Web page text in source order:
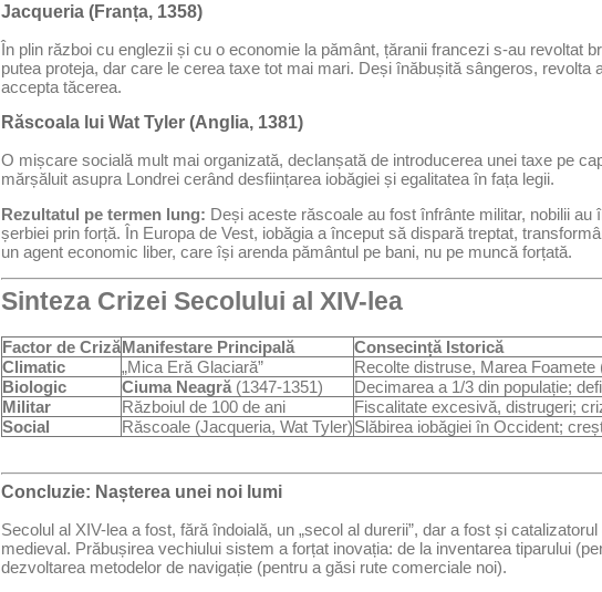
Jacqueria (Franța, 1358)
În plin război cu englezii și cu o economie la pământ, țăranii francezi s-au revoltat
putea proteja, dar care le cerea taxe tot mai mari. Deși înăbușită sângeros, revolta
accepta tăcerea.
Răscoala lui Wat Tyler (Anglia, 1381)
O mișcare socială mult mai organizată, declanșată de introducerea unei taxe pe
mărșăluit asupra Londrei cerând desființarea iobăgiei și egalitatea în fața legii.
Rezultatul pe termen lung: Deși aceste răscoale au fost înfrânte militar, nobilii
șerbiei prin forță. În Europa de Vest, iobăgia a început să dispară treptat,
un agent economic liber, care își arenda pământul pe bani, nu pe muncă forțată.
Sinteza Crizei Secolului al XIV-lea
Factor de CrizăManifestare Principală
Consecință Istorică
Climatic
„Mica Eră Glaciară”
Recolte distruse, Marea Foamete
Biologic
Ciuma Neagră (1347-1351)
Decimarea a 1/3 din populație;
Militar
Războiul de 100 de ani
Fiscalitate excesivă, distrugeri;
Social
Răscoale (Jacqueria, Wat Tyler)Slăbirea iobăgiei în Occident;
Concluzie: Nașterea unei noi lumi
Secolul al XIV-lea a fost, fără îndoială, un „secol al durerii”, dar a fost și
medieval. Prăbușirea vechiului sistem a forțat inovația: de la inventarea tiparului
dezvoltarea metodelor de navigație (pentru a găsi rute comerciale noi).